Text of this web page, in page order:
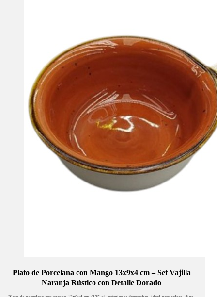
Plato de Porcelana con Mango 13x9x4 cm – Set Vajilla
Naranja Rústico con Detalle Dorado